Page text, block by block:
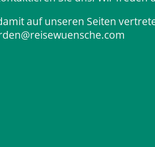
auf unseren Seiten